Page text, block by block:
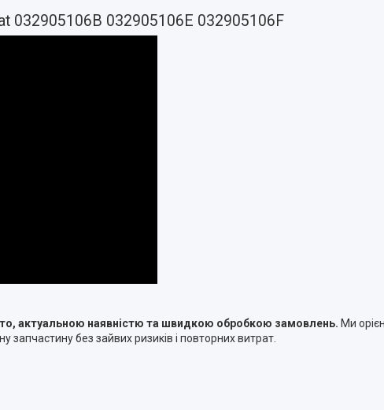
032905106B 032905106E 032905106F
актуальною наявністю та швидкою обробкою замовлень. Ми
запчастину без зайвих ризиків і повторних витрат.